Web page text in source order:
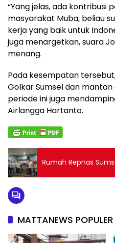
“Yang jelas, ada kontribusi
masyarakat Muba, beliau
kerja yang baik untuk
juga menargetkan, suara
menang.
Pada kesempatan
Golkar Sumsel dan mantan
periode ini juga
Airlangga Hartanto.
Rumah Repnas
MATTANEWS POPULER